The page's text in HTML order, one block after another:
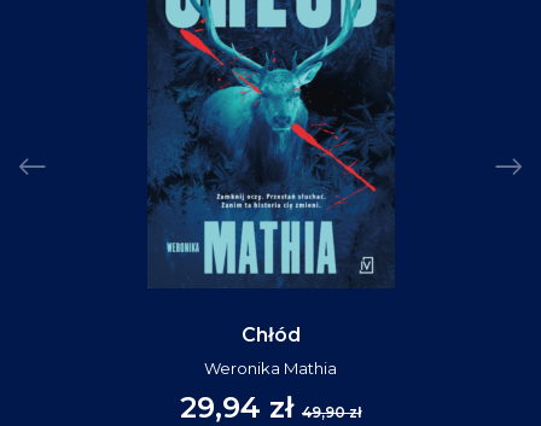
Chłód
Weronika Mathia
29,94 zł 49,90 zł